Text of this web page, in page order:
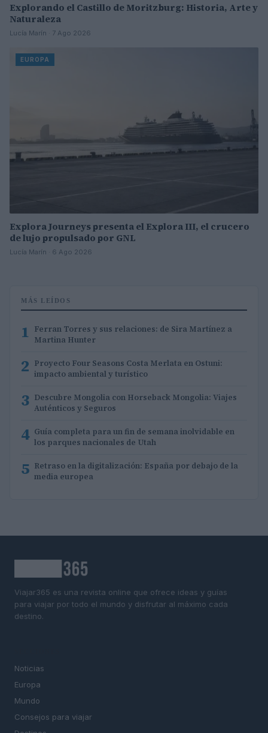
Explorando el Castillo de Moritzburg: Historia, Arte y
Naturaleza
Lucía Marín · 7 Ago 2026
EUROPA
Explora Journeys presenta el Explora III, el crucero
de lujo propulsado por GNL
Lucía Marín · 6 Ago 2026
MÁS LEÍDOS
1 Ferran Torres y sus relaciones: de Sira Martínez a
Martina Hunter
2 Proyecto Four Seasons Costa Merlata en Ostuni:
impacto ambiental y turístico
3 Descubre Mongolia con Horseback Mongolia: Viajes
Auténticos y Seguros
4 Guía completa para un fin de semana inolvidable en
los parques nacionales de Utah
5 Retraso en la digitalización: España por debajo de la
media europea
Viajar365 es una revista online que ofrece ideas y guías
para viajar por todo el mundo y disfrutar al máximo cada
destino.
Noticias
Europa
Mundo
Consejos para viajar